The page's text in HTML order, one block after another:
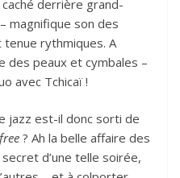
derrière grand-
magnifique son des
rythmiques. A
des peaux et cymbales –
avec Tchicaï !
jazz est-il donc sorti de
? Ah la belle affaire des
d’une telle soirée,